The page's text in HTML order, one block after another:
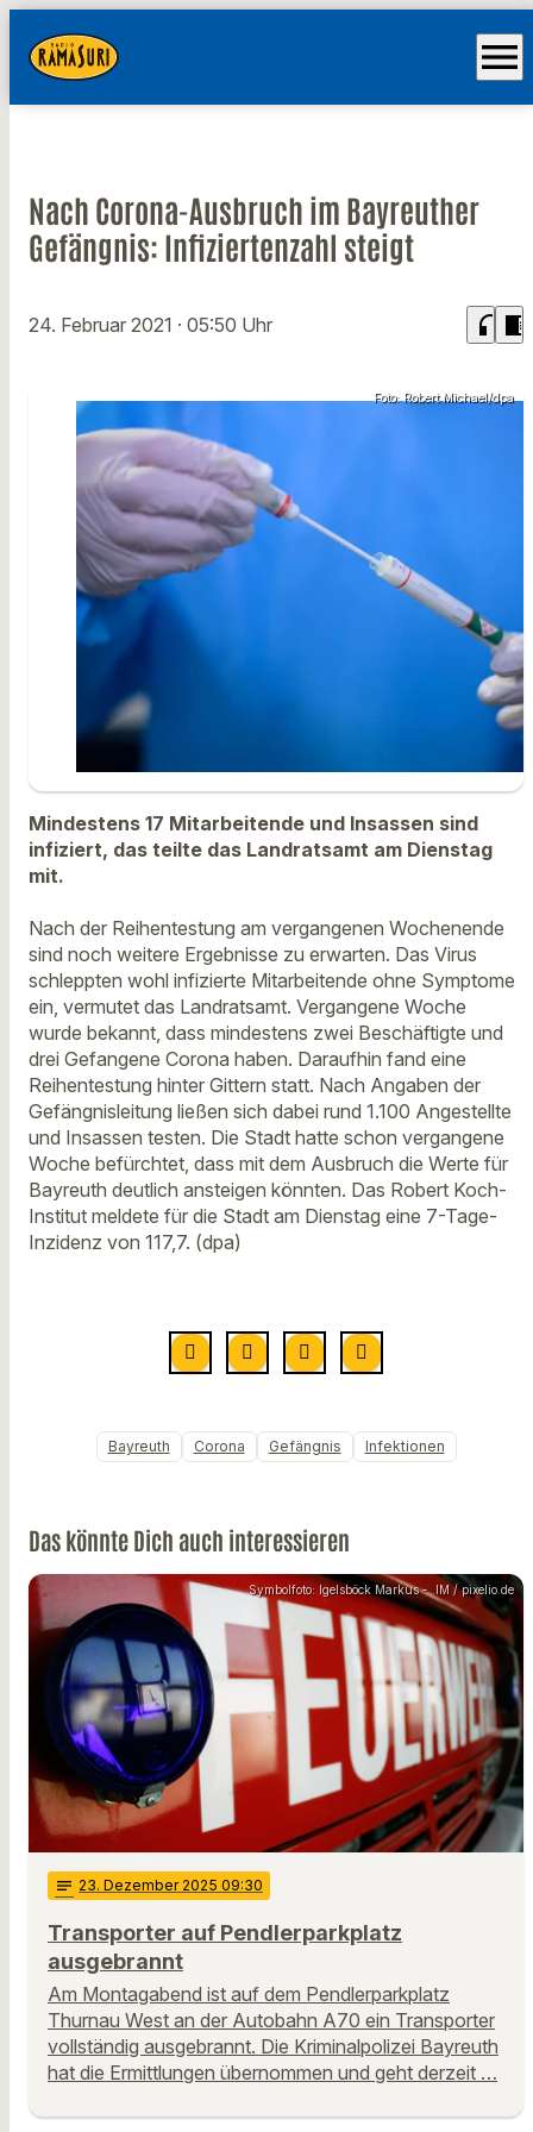
menu
Nach Corona-Ausbruch im Bayreuther
Gefängnis: Infiziertenzahl steigt
24. Februar 2021 · 05:50 Uhr headphones chrome_reader_mode
Foto: Robert Michael/dpa
Mindestens 17 Mitarbeitende und Insassen sind
infiziert, das teilte das Landratsamt am Dienstag
mit.
Nach der Reihentestung am vergangenen Wochenende
sind noch weitere Ergebnisse zu erwarten. Das Virus
schleppten wohl infizierte Mitarbeitende ohne Symptome
ein, vermutet das Landratsamt. Vergangene Woche
wurde bekannt, dass mindestens zwei Beschäftigte und
drei Gefangene Corona haben. Daraufhin fand eine
Reihentestung hinter Gittern statt. Nach Angaben der
Gefängnisleitung ließen sich dabei rund 1.100 Angestellte
und Insassen testen. Die Stadt hatte schon vergangene
Woche befürchtet, dass mit dem Ausbruch die Werte für
Bayreuth deutlich ansteigen könnten. Das Robert Koch-
Institut meldete für die Stadt am Dienstag eine 7-Tage-
Inzidenz von 117,7. (dpa)
Bayreuth Corona Gefängnis Infektionen
Das könnte Dich auch interessieren
Symbolfoto: Igelsböck Markus - .IM / pixelio.de
notes 23. Dezember 2025 09:30
Transporter auf Pendlerparkplatz
ausgebrannt
Am Montagabend ist auf dem Pendlerparkplatz
Thurnau West an der Autobahn A70 ein Transporter
vollständig ausgebrannt. Die Kriminalpolizei Bayreuth
hat die Ermittlungen übernommen und geht derzeit …